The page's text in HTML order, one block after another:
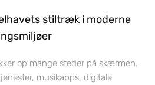
stiltræk i moderne
op mange steder på skærmen.
musikapps, digitale